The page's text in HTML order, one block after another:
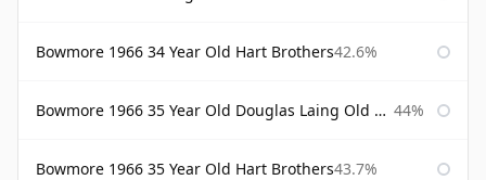
Bowmore 1966 34 Year Old Hart Brothers42.6%
Bowmore 1966 35 Year Old Douglas Laing Old Malt Cask 44%
Bowmore 1966 35 Year Old Hart Brothers43.7%